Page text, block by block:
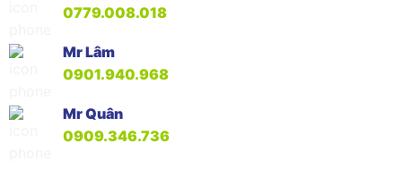
0779.008.018
Mr Lâm
0901.940.968
Mr Quân
0909.346.736